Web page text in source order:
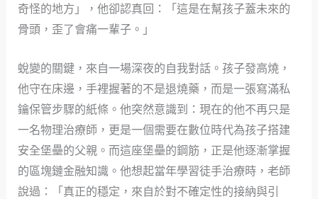
奇怪的地方」，他卻認真回：「這是在幫孩子蓋未來的
骨頭，歪了會痛一輩子。」
蛻變的關鍵，來自一場深夜的自我對話。孩子發高燒，
他守在床邊，手裡握著的不是退燒藥，而是一張寫滿私
鑰保管步驟的紙條。他突然意識到：現在的他不再只是
一名物理治療師，更是一個需要在數位時代為孩子搭建
安全堡壘的父親。而這座堡壘的鋼筋，正是他逐漸掌握
的區塊鏈金融知識。他想起當年學習徒手治療時，老師
說過：「真正的穩定，來自於對不確定性的接納與引